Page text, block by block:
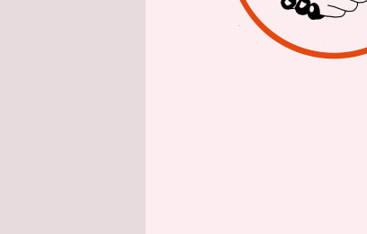
Diese
und
wie
sich